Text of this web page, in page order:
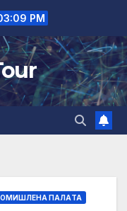
PM
ПАЛAТА